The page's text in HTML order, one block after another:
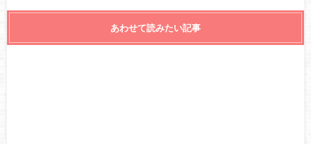
あわせて読みたい記事